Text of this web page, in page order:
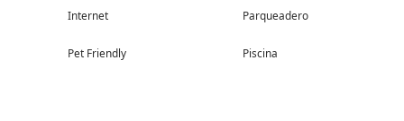
Internet Parqueadero
Pet Friendly Piscina